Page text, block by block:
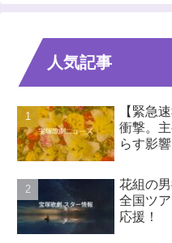
人気記事
【緊急
衝撃。
らす影
花組の
全国ツ
応援！